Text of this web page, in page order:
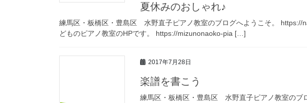
夏休みのおしゃれ♪
練馬区・板橋区・豊島区 水野直子ピアノ教室のブログへようこそ。 https://
どものピアノ教室のHPです。 https://mizunonaoko-pia […]
2017年7月28日
楽譜を書こう
練馬区・板橋区・豊島区 水野直子ピアノ教室のブ